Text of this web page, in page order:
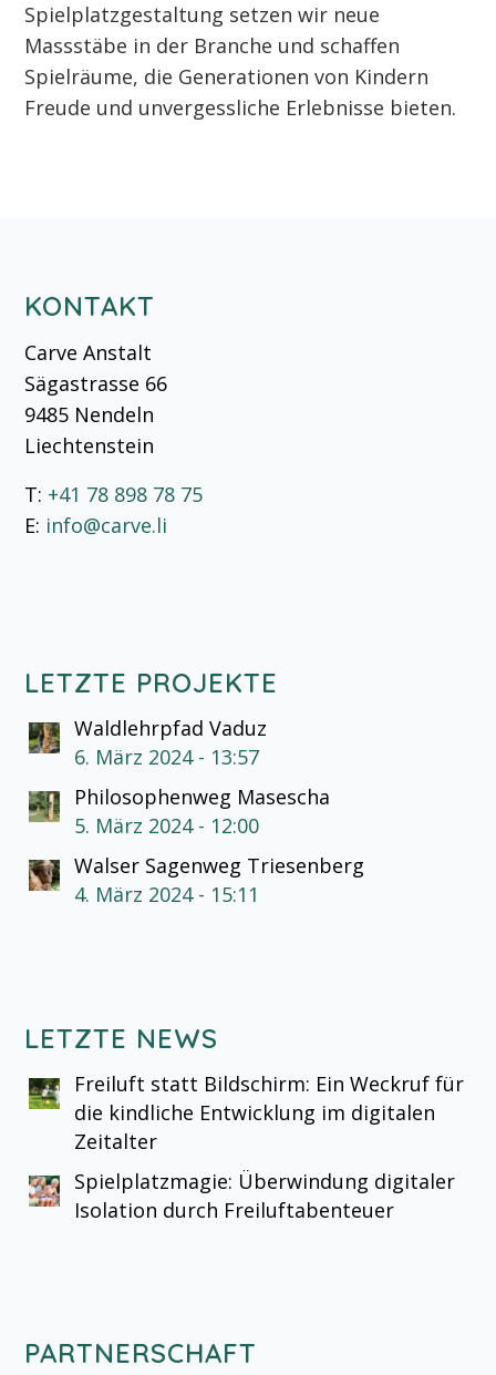
Spielplatzgestaltung setzen wir neue
Massstäbe in der Branche und schaffen
Spielräume, die Generationen von Kindern
Freude und unvergessliche Erlebnisse bieten.
KONTAKT
Carve Anstalt
Sägastrasse 66
9485 Nendeln
Liechtenstein
T: +41 78 898 78 75
E: info@carve.li
LETZTE PROJEKTE
Waldlehrpfad Vaduz
6. März 2024 - 13:57
Philosophenweg Masescha
5. März 2024 - 12:00
Walser Sagenweg Triesenberg
4. März 2024 - 15:11
LETZTE NEWS
Freiluft statt Bildschirm: Ein Weckruf für
die kindliche Entwicklung im digitalen
Zeitalter
Spielplatzmagie: Überwindung digitaler
Isolation durch Freiluftabenteuer
PARTNERSCHAFT